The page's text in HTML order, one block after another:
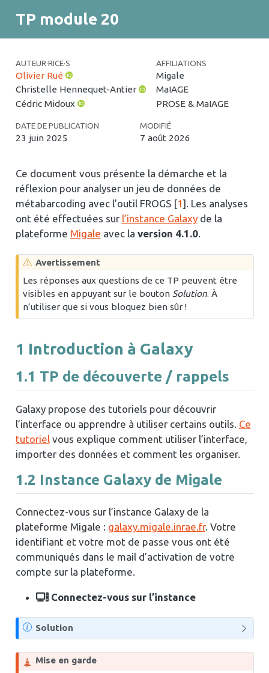
TP module 20
AUTEUR·RICE·S AFFILIATIONS
Olivier Rué
Migale
Christelle Hennequet-Antier
MaIAGE
Cédric Midoux
PROSE & MaIAGE
DATE DE PUBLICATION
23 juin 2025
MODIFIÉ
7 août 2026
Ce document vous présente la démarche et la
réflexion pour analyser un jeu de données de
métabarcoding avec l’outil FROGS [1] . Les analyses
ont été effectuées sur l’instance Galaxyde la
plateforme Migale avec la version 4.1.0.
Avertissement
Les réponses aux questions de ce TP peuvent être
visibles en appuyant sur le bouton Solution. À
n’utiliser que si vous bloquez bien sûr !
1 Introduction à Galaxy
1.1 TP de découverte / rappels
Galaxy propose des tutoriels pour découvrir
l’interface ou apprendre à utiliser certains outils. Ce
tutoriel vous explique comment utiliser l’interface,
importer des données et comment les organiser.
1.2 Instance Galaxy de Migale
Connectez-vous sur l’instance Galaxy de la
plateforme Migale : galaxy.migale.inrae.fr. Votre
identifiant et votre mot de passe vous ont été
communiqués dans le mail d’activation de votre
compte sur la plateforme.
Connectez-vous sur l’instance
N
o
t
e
Solution
Mise en garde